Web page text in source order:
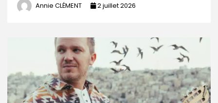
Annie CLÉMENT 2 juillet 2026